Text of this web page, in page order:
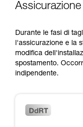
Durante le fasi di
l'assicurazione e la
modifica
spostamento.
indipendente.